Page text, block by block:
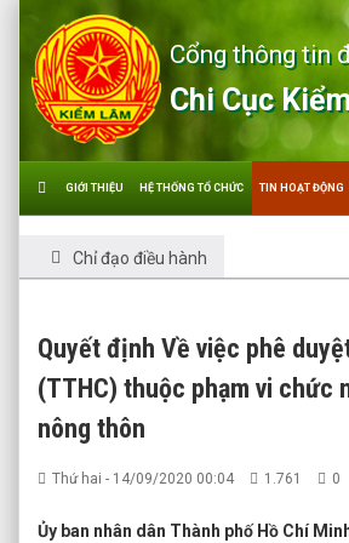
Cổng thông tin
Chi Cục
GIỚI THIỆU HỆ THỐNG TỔ CHỨC TIN HOẠT ĐỘNG
Chỉ đạo điều hành
Quyết định Về việc phê
(TTHC) thuộc phạm vi chức
nông thôn
Thứ hai - 14/09/2020 00:04 1.761 0
Ủy ban nhân dân Thành phố Hồ Chí